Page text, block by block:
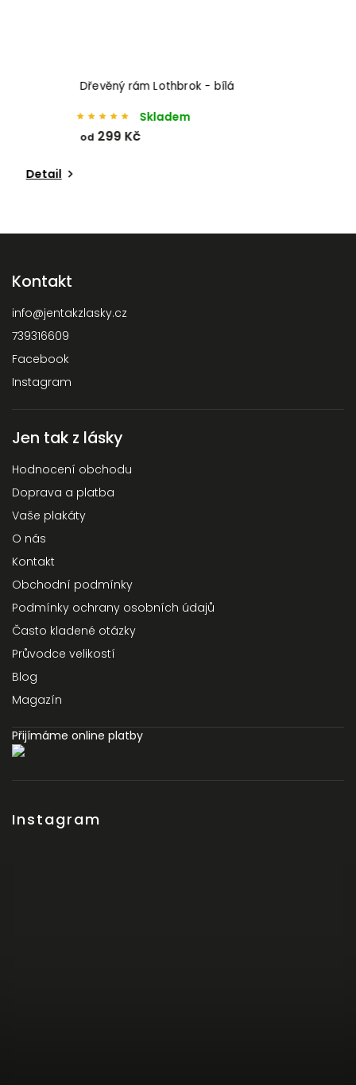
Dřevěný rám Lothbrok - bílá
Skladem
Kontakt
info@jentakzlasky.cz
739316609
Facebook
Instagram
Jen tak z lásky
Hodnocení obchodu
Doprava a platba
Vaše plakáty
O nás
Kontakt
Obchodní podmínky
Podmínky ochrany osobních údajů
Často kladené otázky
Průvodce velikostí
Blog
Magazín
Přijímáme online platby
Instagram